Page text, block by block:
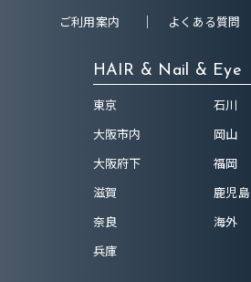
ご利用案内 よくある質問
HAIR & Nail & Eye
東京
大阪市内
大阪府下
滋賀
奈良
兵庫
石川
岡山
福岡
鹿児島
海外